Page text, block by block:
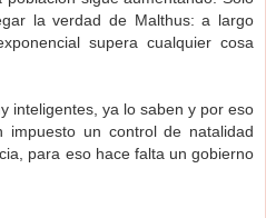
la verdad de Malthus: a largo
supera cualquier cosa
inteligentes, ya lo saben y por eso
impuesto un control de natalidad
para eso hace falta un gobierno